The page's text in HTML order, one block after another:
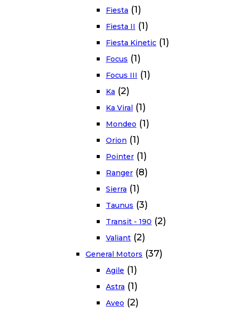
Fiesta (1)
Fiesta II (1)
Fiesta Kinetic (1)
Focus (1)
Focus III (1)
Ka (2)
Ka Viral (1)
Mondeo (1)
Orion (1)
Pointer (1)
Ranger (8)
Sierra (1)
Taunus (3)
Transit - 190 (2)
Valiant (2)
General Motors (37)
Agile (1)
Astra (1)
Aveo (2)